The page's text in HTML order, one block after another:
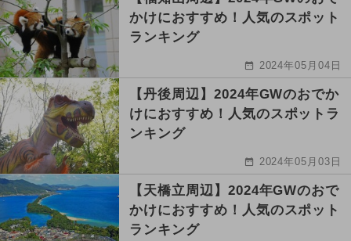
かけにおすすめ！人気のスポット
ランキング
2024年05月04日
【丹後周辺】2024年GWのおでか
けにおすすめ！人気のスポットラ
ンキング
2024年05月03日
【天橋立周辺】2024年GWのおで
かけにおすすめ！人気のスポット
ランキング